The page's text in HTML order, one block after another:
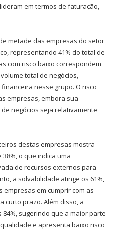
em termos de faturação,
metade das empresas do setor
representando 41% do total de
com risco baixo correspondem
total de negócios,
nesse grupo. O risco
empresas, embora sua
negócios seja relativamente
destas empresas mostra
o que indica uma
de recursos externos para
a solvabilidade atinge os 61%,
em cumprir com as
curto prazo. Além disso, a
sugerindo que a maior parte
e apresenta baixo risco